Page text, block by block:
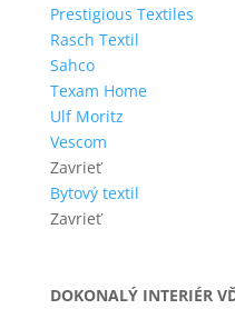
Prestigious Textiles
Rasch Textil
Sahco
Texam Home
Ulf Moritz
Vescom
Zavrieť
Bytový textil
Zavrieť
DOKONALÝ INTERIÉR